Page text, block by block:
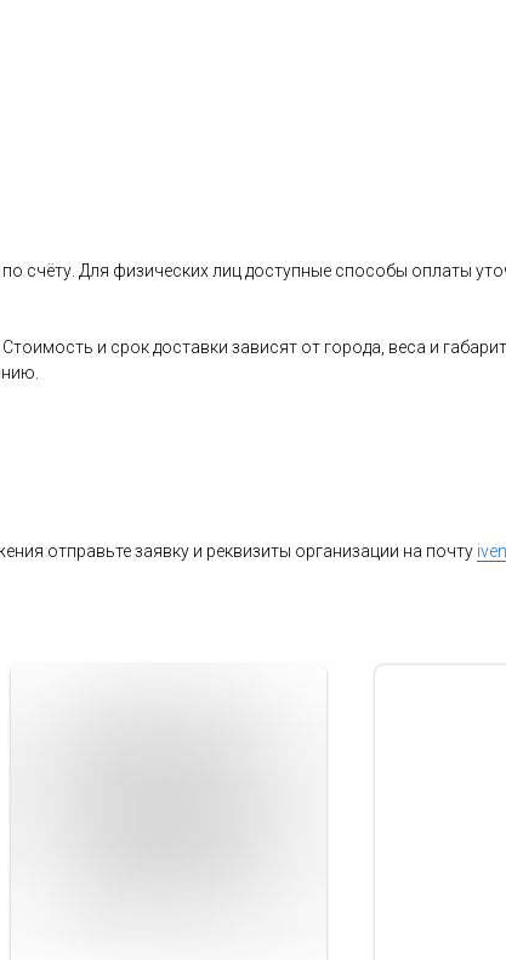
счёту. Для физических лиц доступные способы оплаты
и срок доставки зависят от города, веса и
отправьте заявку и реквизиты организации на почту